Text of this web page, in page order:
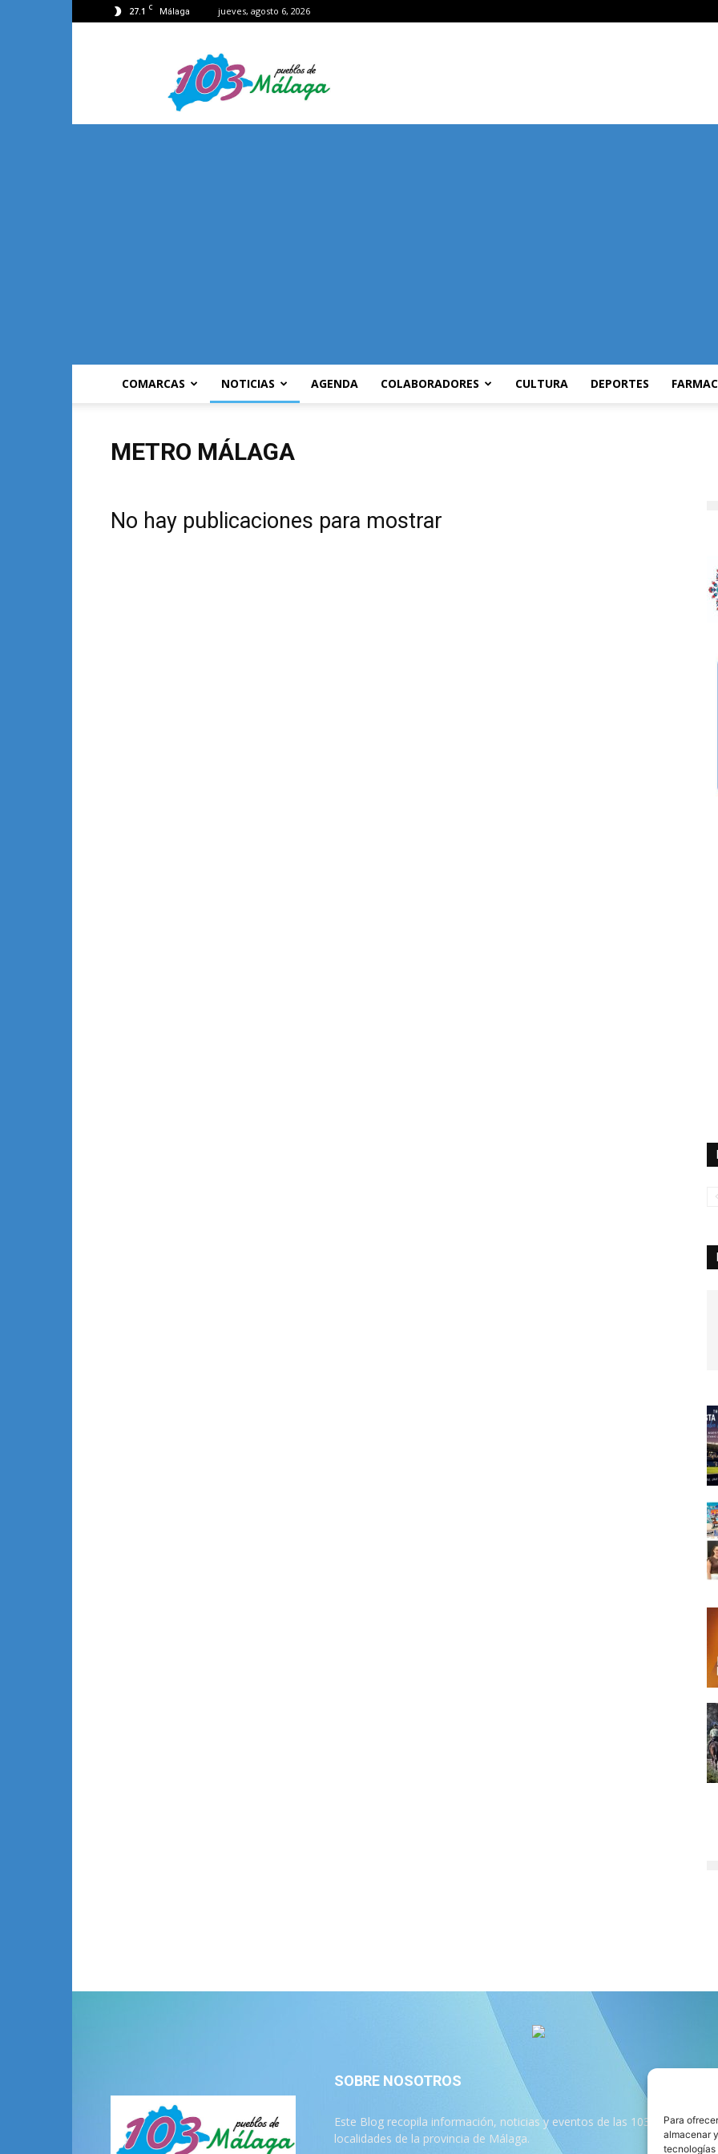
Para
almacenar
tecnologías
27.1 C Málaga jueves, agosto 6, 2026
Málaga
COMARCAS NOTICIAS AGENDA COLABORADORES CULTURA DEPORTES
METRO MÁLAGA
No hay publicaciones para mostrar
SOBRE NOSOTROS
Este Blog recopila información, noticias y eventos de las 103
localidades de la provincia de Málaga.